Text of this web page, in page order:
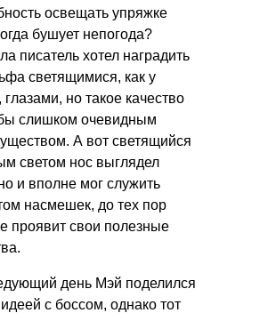
освещать упряжке
бушует непогода?
писатель хотел наградить
светящимися, как у
глазами, но такое качество
слишком очевидным
А вот светящийся
светом нос выглядел
и вполне мог служить
насмешек, до тех пор
проявит свои полезные
день Мэй поделился
с боссом, однако тот